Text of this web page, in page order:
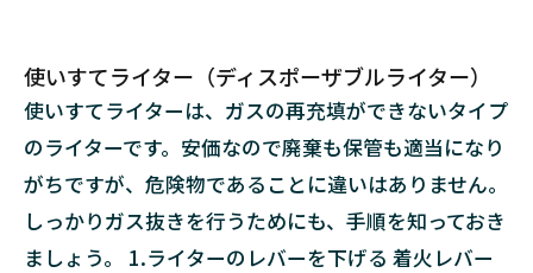
使いすてライター（ディスポーザブルライター）
使いすてライターは、ガスの再充填ができないタイプ
のライターです。安価なので廃棄も保管も適当になり
がちですが、危険物であることに違いはありません。
しっかりガス抜きを行うためにも、手順を知っておき
ましょう。 1.ライターのレバーを下げる 着火レバー